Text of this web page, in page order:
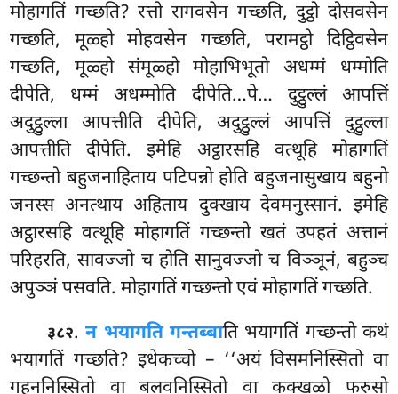
मोहागतिं गच्छति? रत्तो रागवसेन गच्छति, दुट्ठो दोसवसेन
गच्छति, मूळ्हो मोहवसेन गच्छति, परामट्ठो दिट्ठिवसेन
गच्छति, मूळ्हो संमूळ्हो मोहाभिभूतो अधम्मं धम्मोति
दीपेति, धम्मं अधम्मोति दीपेति…पे… दुट्ठुल्लं आपत्तिं
अदुट्ठुल्ला आपत्तीति दीपेति, अदुट्ठुल्लं आपत्तिं दुट्ठुल्ला
आपत्तीति दीपेति. इमेहि अट्ठारसहि वत्थूहि मोहागतिं
गच्छन्तो बहुजनाहिताय पटिपन्नो होति बहुजनासुखाय बहुनो
जनस्स अनत्थाय अहिताय दुक्खाय देवमनुस्सानं. इमेहि
अट्ठारसहि वत्थूहि मोहागतिं गच्छन्तो खतं उपहतं अत्तानं
परिहरति, सावज्जो च होति सानुवज्जो च विञ्ञूनं, बहुञ्च
अपुञ्ञं पसवति. मोहागतिं गच्छन्तो एवं मोहागतिं गच्छति.
३८२.न भयागति गन्तब्बाति भयागतिं गच्छन्तो कथं
भयागतिं गच्छति? इधेकच्चो – ‘‘अयं विसमनिस्सितो वा
गहननिस्सितो वा बलवनिस्सितो वा कक्खळो फरुसो